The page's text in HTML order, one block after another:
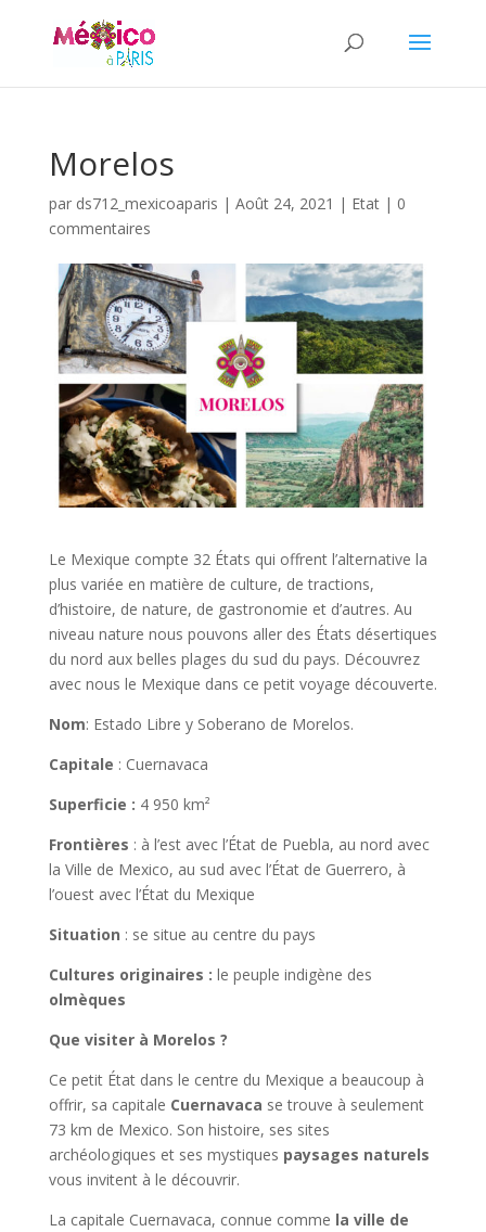
Morelos
par ds712_mexicoaparis | Août 24, 2021 | Etat| 0
commentaires
Le Mexique compte 32 États qui offrent l’alternative la
plus variée en matière de culture, de tractions,
d’histoire, de nature, de gastronomie et d’autres. Au
niveau nature nous pouvons aller des États désertiques
du nord aux belles plages du sud du pays. Découvrez
avec nous le Mexique dans ce petit voyage découverte.
Nom: Estado Libre y Soberano de Morelos.
Capitale : Cuernavaca
Superficie : 4 950 km²
Frontières : à l’est avec l’État de Puebla, au nord avec
la Ville de Mexico, au sud avec l’État de Guerrero, à
l’ouest avec l’État du Mexique
Situation : se situe au centre du pays
Cultures originaires : le peuple indigène des
olmèques
Que visiter à Morelos ?
Ce petit État dans le centre du Mexique a beaucoup à
offrir, sa capitale Cuernavaca se trouve à seulement
73 km de Mexico. Son histoire, ses sites
archéologiques et ses mystiques paysages naturels
vous invitent à le découvrir.
La capitale Cuernavaca, connue comme la ville de